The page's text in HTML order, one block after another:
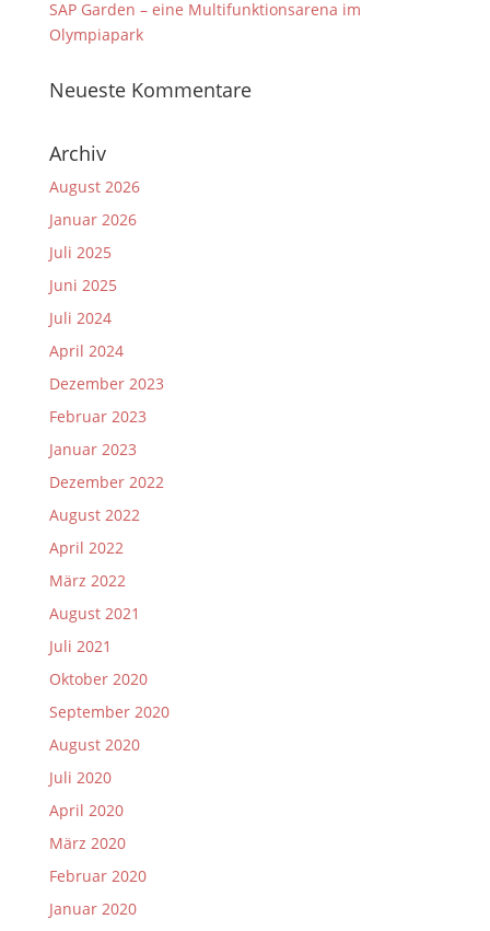
SAP Garden – eine Multifunktionsarena im
Olympiapark
Neueste Kommentare
Archiv
August 2026
Januar 2026
Juli 2025
Juni 2025
Juli 2024
April 2024
Dezember 2023
Februar 2023
Januar 2023
Dezember 2022
August 2022
April 2022
März 2022
August 2021
Juli 2021
Oktober 2020
September 2020
August 2020
Juli 2020
April 2020
März 2020
Februar 2020
Januar 2020